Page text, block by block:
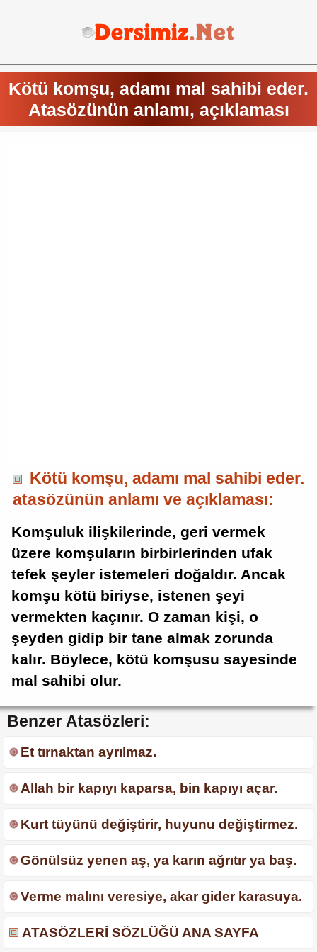
Kötü komşu, adamı mal sahibi eder.
Atasözünün anlamı, açıklaması
Kötü komşu, adamı mal sahibi eder.
atasözünün anlamı ve açıklaması:
Komşuluk ilişkilerinde, geri vermek
üzere komşuların birbirlerinden ufak
tefek şeyler istemeleri doğaldır. Ancak
komşu kötü biriyse, istenen şeyi
vermekten kaçınır. O zaman kişi, o
şeyden gidip bir tane almak zorunda
kalır. Böylece, kötü komşusu sayesinde
mal sahibi olur.
Benzer Atasözleri:
Et tırnaktan ayrılmaz.
Allah bir kapıyı kaparsa, bin kapıyı açar.
Kurt tüyünü değiştirir, huyunu değiştirmez.
Gönülsüz yenen aş, ya karın ağrıtır ya baş.
Verme malını veresiye, akar gider karasuya.
ATASÖZLERİ SÖZLÜĞÜ ANA SAYFA